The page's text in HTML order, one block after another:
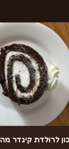
לרולדת קינדר